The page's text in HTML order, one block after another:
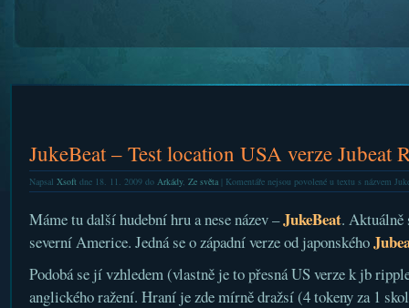
JukeBeat – Test location USA verze Jubeat
Napsal Xsoftdne 18. 11. 2009 do Arkády, Ze světa| Komentáře nejsou povolenéu textu s názvem
Máme tu další hudební hru a nese název –JukeBeat. Aktuálně
severní Americe. Jedná se o západní verze od japonského
Podobá se jí vzhledem (vlastně je to přesná US verze k jb
anglického ražení. Hraní je zde mírně dražsí (4 tokeny za 1